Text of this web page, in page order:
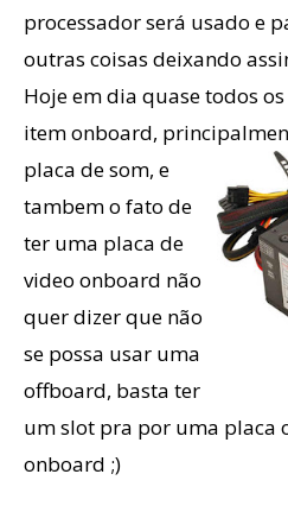
processador será usado e
outras coisas deixando
Hoje em dia quase todos
item onboard, principal
placa de som, e
tambem o fato de
ter uma placa de
video onboard não
quer dizer que não
se possa usar uma
offboard, basta ter
um slot pra por uma placa
onboard ;)